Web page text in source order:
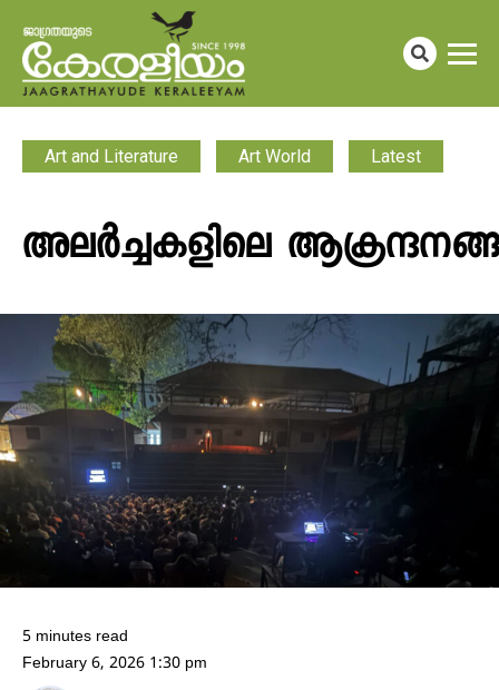
Art and Literature Art World Latest
അലർച്ചകളിലെ
5 minutes read
February 6, 2026 1:30 pm